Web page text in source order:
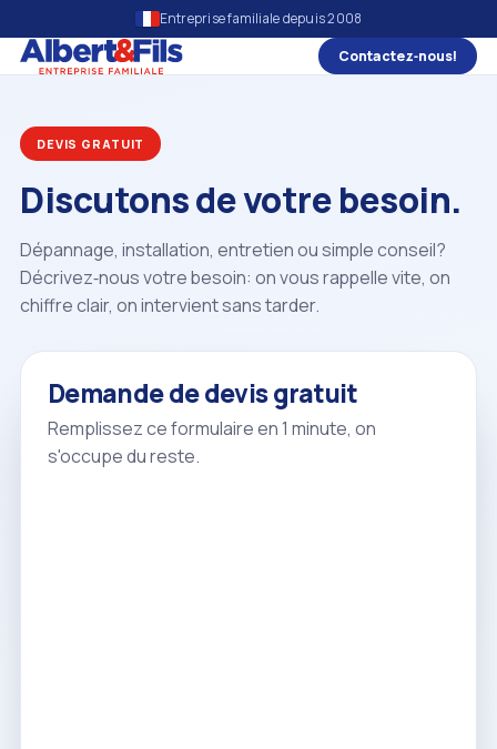
Entreprise familiale depuis 2008
Contactez‑nous!
DEVIS GRATUIT
Discutons de votre besoin.
Dépannage, installation, entretien ou simple conseil?
Décrivez‑nous votre besoin: on vous rappelle vite, on
chiffre clair, on intervient sans tarder.
Demande de devis gratuit
Remplissez ce formulaire en 1 minute, on
s'occupe du reste.